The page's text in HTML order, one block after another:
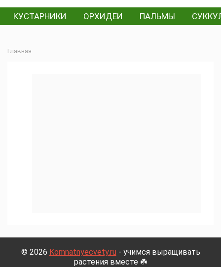
КУСТАРНИКИ ОРХИДЕИ ПАЛЬМЫ
Главная
© 2026 Komnatnyecvety.ru - учимся выращивать
растения вместе ☘️